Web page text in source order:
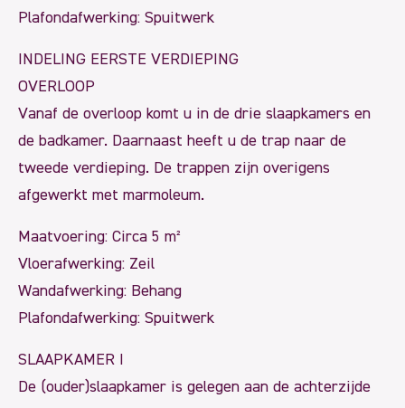
Plafondafwerking: Spuitwerk
INDELING EERSTE VERDIEPING
OVERLOOP
Vanaf de overloop komt u in de drie slaapkamers en
de badkamer. Daarnaast heeft u de trap naar de
tweede verdieping. De trappen zijn overigens
afgewerkt met marmoleum.
Maatvoering: Circa 5 m²
Vloerafwerking: Zeil
Wandafwerking: Behang
Plafondafwerking: Spuitwerk
SLAAPKAMER I
De (ouder)slaapkamer is gelegen aan de achterzijde